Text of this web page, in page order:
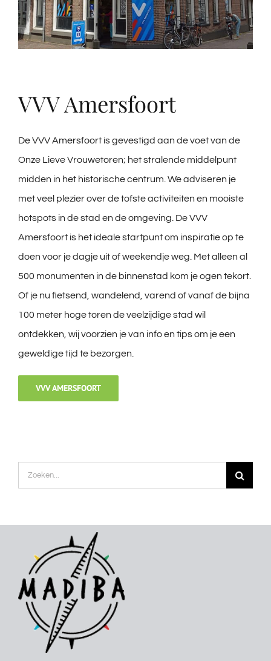
VVV Amersfoort
De VVV Amersfoort is gevestigd aan de voet van de
Onze Lieve Vrouwetoren; het stralende middelpunt
midden in het historische centrum. We adviseren je
met veel plezier over de tofste activiteiten en mooiste
hotspots in de stad en de omgeving. De VVV
Amersfoort is het ideale startpunt om inspiratie op te
doen voor je dagje uit of weekendje weg. Met alleen al
500 monumenten in de binnenstad kom je ogen tekort.
Of je nu fietsend, wandelend, varend of vanaf de bijna
100 meter hoge toren de veelzijdige stad wil
ontdekken, wij voorzien je van info en tips om je een
geweldige tijd te bezorgen.
VVV AMERSFOORT
Zoeken
naar: